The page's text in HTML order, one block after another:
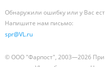
Обнаружили ошибку или у Вас
Напишите нам письмо:
spr@VL.ru
© ООО "Фарпост", 2003—2026